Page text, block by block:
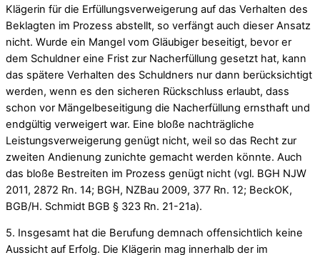
Klägerin für die Erfüllungsverweigerung auf das Verhalten des
Beklagten im Prozess abstellt, so verfängt auch dieser Ansatz
nicht. Wurde ein Mangel vom Gläubiger beseitigt, bevor er
dem Schuldner eine Frist zur Nacherfüllung gesetzt hat, kann
das spätere Verhalten des Schuldners nur dann berücksichtigt
werden, wenn es den sicheren Rückschluss erlaubt, dass
schon vor Mängelbeseitigung die Nacherfüllung ernsthaft und
endgültig verweigert war. Eine bloße nachträgliche
Leistungsverweigerung genügt nicht, weil so das Recht zur
zweiten Andienung zunichte gemacht werden könnte. Auch
das bloße Bestreiten im Prozess genügt nicht (vgl. BGH NJW
2011, 2872 Rn. 14; BGH, NZBau 2009, 377 Rn. 12; BeckOK,
BGB/H. Schmidt BGB § 323 Rn. 21-21a).
5. Insgesamt hat die Berufung demnach offensichtlich keine
Aussicht auf Erfolg. Die Klägerin mag innerhalb der im